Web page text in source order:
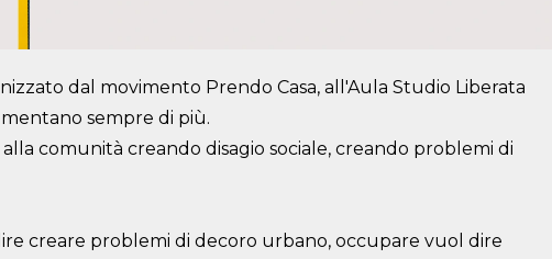
dal movimento Prendo Casa, all'Aula Studio Liberata
sempre di più.
comunità creando disagio sociale, creando problemi di
creare problemi di decoro urbano, occupare vuol dire